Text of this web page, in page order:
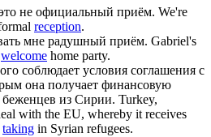
не официальный приём. We're
reception.
мне радушный приём. Gabriel's
welcome home party.
соблюдает условия соглашения с
она получает финансовую
беженцев из Сирии. Turkey,
with the EU, whereby it receives
taking in Syrian refugees.